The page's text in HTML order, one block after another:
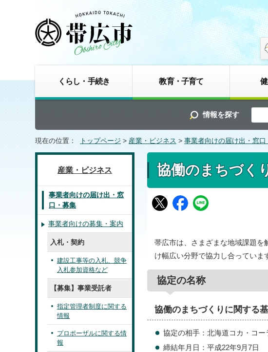
くらし・手続き 教育・子育て
情報を探す
現在の位置： トップページ > 産業・ビジネス > 事業者向けの届け出・窓口
協働のまちづく
帯広市は、さまざまな地域課題を
け幅広い分野で協力し合っていま
協定の名称
協働のまちづくりに関する
協定の相手：北海道コカ・コ
締結年月日：平成22年9月7日
産業・ビジネス
事業者向けの届け出・窓
口・募集
事業者向けの募集・案内
入札・契約
建設工事等の入札、競争
入札参加資格など
【募集】事業受託者
指定管理者制度に関する
情報
プロポーザルに関する情
報